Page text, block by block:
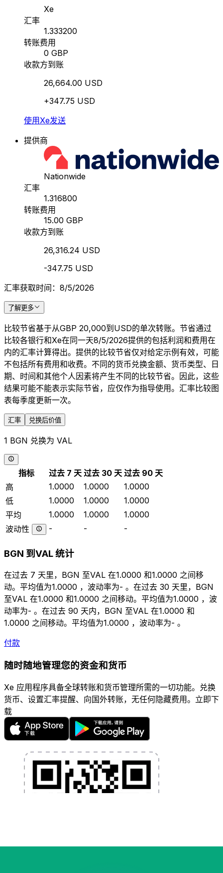
Xe
汇率
1.333200
转账费用
0 GBP
收款方到账
26,664.00 USD
+347.75 USD
使用Xe发送
提供商
Nationwide
汇率
1.316800
转账费用
15.00 GBP
收款方到账
26,316.24 USD
-347.75 USD
汇率获取时间：8/5/2026
了解更多
比较节省基于从GBP 20,000到USD的单次转账。节省通过
比较各银行和Xe在同一天8/5/2026提供的包括利润和费用在
内的汇率计算得出。提供的比较节省仅对给定示例有效，可能
不包括所有费用和收费。不同的货币兑换金额、货币类型、日
期、时间和其他个人因素将产生不同的比较节省。因此，这些
结果可能不能表示实际节省，应仅作为指导使用。汇率比较图
表每季度更新一次。
汇率 兑换后价值
1 BGN 兑换为 VAL
指标 过去 7 天 过去 30 天 过去 90 天
高
1.0000 1.0000
1.0000
低
1.0000 1.0000
1.0000
平均
1.0000 1.0000
1.0000
波动性
- - -
BGN 到VAL 统计
在过去 7 天里，BGN 至VAL 在1.0000 和1.0000 之间移
动。平均值为1.0000 ，波动率为- 。在过去 30 天里，BGN
至VAL 在1.0000 和1.0000 之间移动。平均值为1.0000 ，波
动率为- 。在过去 90 天内，BGN 至VAL 在1.0000 和
1.0000 之间移动。平均值为1.0000 ，波动率为- 。
付款
随时随地管理您的资金和货币
Xe 应用程序具备全球转账和货币管理所需的一切功能。兑换
货币、设置汇率提醒、向国外转账，无任何隐藏费用。立即下
载